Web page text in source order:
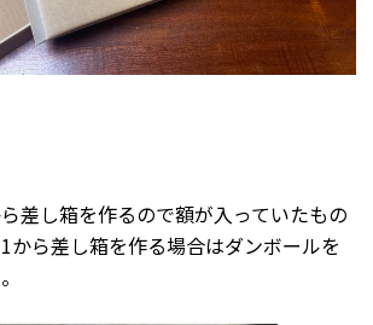
差し箱を作るので額が入っていたもの
から差し箱を作る場合はダンボールを